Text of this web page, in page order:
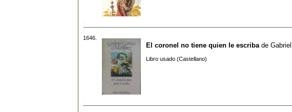
1646.
El coronel no tiene quien le escriba de
Libro usado (Castellano)